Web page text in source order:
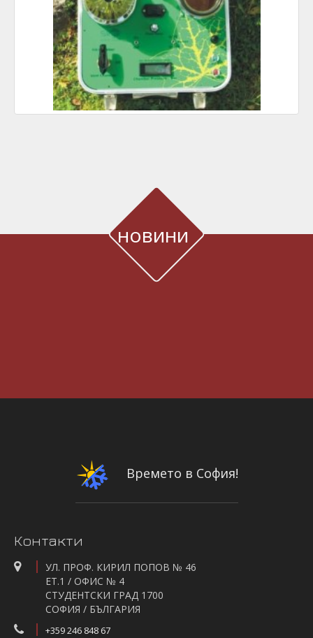
новини
Времето в София!
Контакти
УЛ. ПРОФ. КИРИЛ ПОПОВ № 46
ЕТ.1 / ОФИС № 4
СТУДЕНТСКИ ГРАД 1700
СОФИЯ / БЪЛГАРИЯ
+359 246 848 67